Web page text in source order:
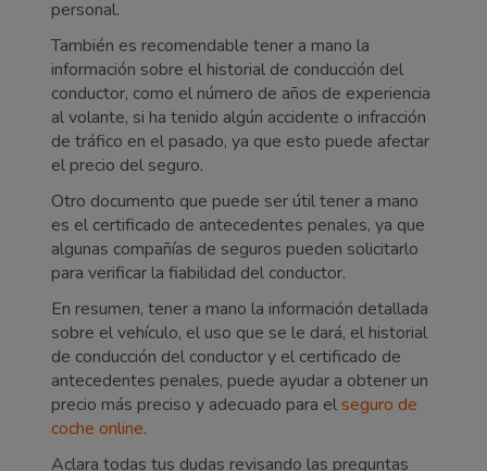
personal.
También es recomendable tener a mano la
información sobre el historial de conducción del
conductor, como el número de años de experiencia
al volante, si ha tenido algún accidente o infracción
de tráfico en el pasado, ya que esto puede afectar
el precio del seguro.
Otro documento que puede ser útil tener a mano
es el certificado de antecedentes penales, ya que
algunas compañías de seguros pueden solicitarlo
para verificar la fiabilidad del conductor.
En resumen, tener a mano la información detallada
sobre el vehículo, el uso que se le dará, el historial
de conducción del conductor y el certificado de
antecedentes penales, puede ayudar a obtener un
precio más preciso y adecuado para elseguro de
coche online.
Aclara todas tus dudas revisando las preguntas